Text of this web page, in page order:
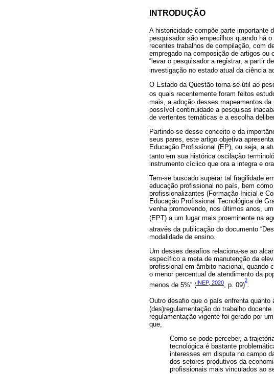
INTRODUÇÃO
A historicidade compõe parte importante
pesquisador são empecilhos quando há
recentes trabalhos de compilação, com
empregado na composição de artigos
“levar o pesquisador a registrar, a partir
investigação no estado atual da ciência
O Estado da Questão torna-se útil ao
os quais recentemente foram feitos
mais, a adoção desses mapeamentos
possível continuidade a pesquisas
de vertentes temáticas e a escolha
Partindo-se desse conceito e da
seus pares, este artigo objetiva
Educação Profissional (EP), ou seja, a
tanto em sua histórica oscilação
instrumento cíclico que ora a integra e
Tem-se buscado superar tal fragilidade
educação profissional no país, bem
profissionalizantes (Formação Inicial e
Educação Profissional Tecnológica de
venha promovendo, nos últimos anos,
(EPT) a um lugar mais proeminente na
através da publicação do documento
modalidade de ensino.
Um desses desafios relaciona-se ao
específico a meta de manutenção da
profissional em âmbito nacional, quando
o menor percentual de atendimento da
menos de 5%” (INEP, 2020 , p. 09)
2
Outro desafio que o país enfrenta
(des)regulamentação do trabalho
regulamentação vigente foi gerado por
que,
Como se pode perceber, a
tecnológica é bastante
interesses em disputa no campo
dos setores produtivos da
profissionais mais vinculados ao